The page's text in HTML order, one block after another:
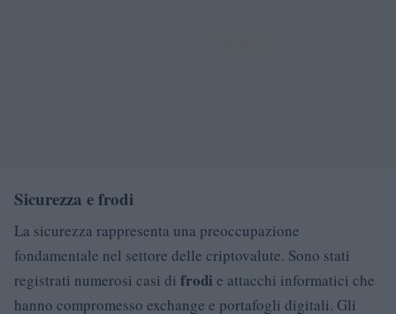
Sicurezza e frodi
La sicurezza rappresenta una preoccupazione
fondamentale nel settore delle criptovalute. Sono stati
registrati numerosi casi di frodi e attacchi informatici che
hanno compromesso exchange e portafogli digitali. Gli